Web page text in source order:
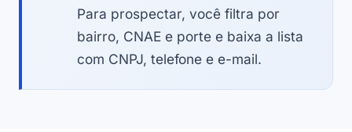
Para prospectar, você filtra por
bairro, CNAE e porte e baixa a lista
com CNPJ, telefone e e-mail.